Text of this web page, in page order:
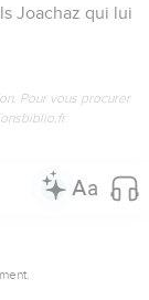
Joachaz qui lui
Pour vous procurer